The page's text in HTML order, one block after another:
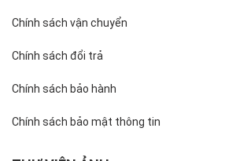
Chính sách vận chuyển
Chính sách đổi trả
Chính sách bảo hành
Chính sách bảo mật thông tin